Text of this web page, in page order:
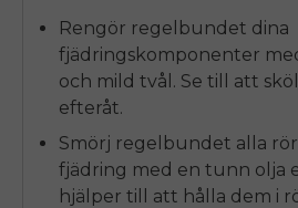
Rengör regelbundet dina
fjädringskomponenter
och mild tvål. Se till att
efteråt.
Smörj regelbundet alla
fjädring med en tunn olja
hjälper till att hålla dem i